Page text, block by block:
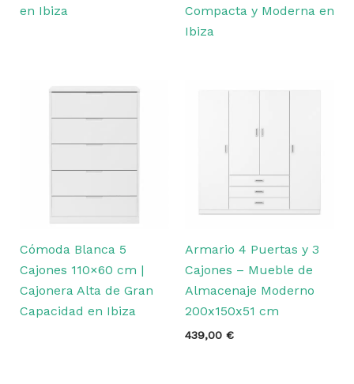
en Ibiza
Compacta y Moderna en
Ibiza
Cómoda Blanca 5
Cajones 110×60 cm |
Cajonera Alta de Gran
Capacidad en Ibiza
Armario 4 Puertas y 3
Cajones – Mueble de
Almacenaje Moderno
200x150x51 cm
439,00 €